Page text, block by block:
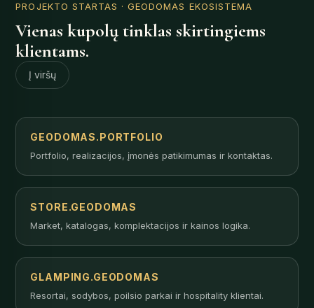
PROJEKTO STARTAS · GEODOMAS EKOSISTEMA
Vienas kupolų tinklas skirtingiems
klientams.
Į viršų
GEODOMAS.PORTFOLIO
Portfolio, realizacijos, įmonės patikimumas ir kontaktas.
STORE.GEODOMAS
Market, katalogas, komplektacijos ir kainos logika.
GLAMPING.GEODOMAS
Resortai, sodybos, poilsio parkai ir hospitality klientai.